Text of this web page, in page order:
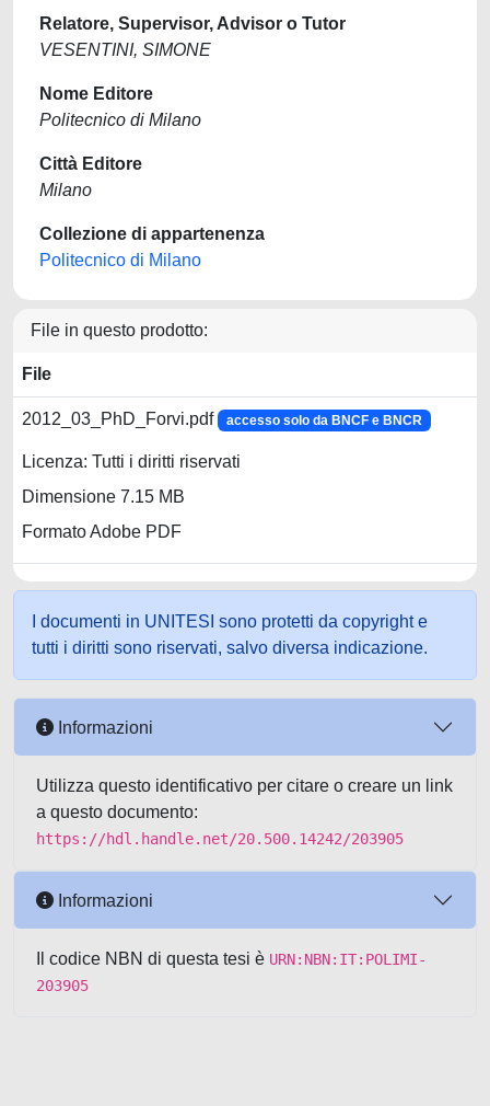
Relatore, Supervisor, Advisor o Tutor
VESENTINI, SIMONE
Nome Editore
Politecnico di Milano
Città Editore
Milano
Collezione di appartenenza
Politecnico di Milano
File in questo prodotto:
File
2012_03_PhD_Forvi.pdf accesso solo da BNCF e BNCR
Licenza: Tutti i diritti riservati
Dimensione 7.15 MB
Formato Adobe PDF
I documenti in UNITESI sono protetti da copyright e
tutti i diritti sono riservati, salvo diversa indicazione.
Informazioni
Utilizza questo identificativo per citare o creare un link
a questo documento:
https://hdl.handle.net/20.500.14242/203905
Informazioni
Il codice NBN di questa tesi è URN:NBN:IT:POLIMI-
203905